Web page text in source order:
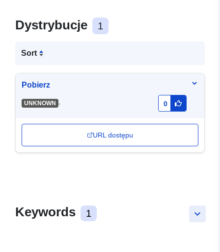
Dystrybucje 1
Sort
Pobierz
UNKNOWN - 0
URL dostępu
keyboard_arrow_down
Keywords 1